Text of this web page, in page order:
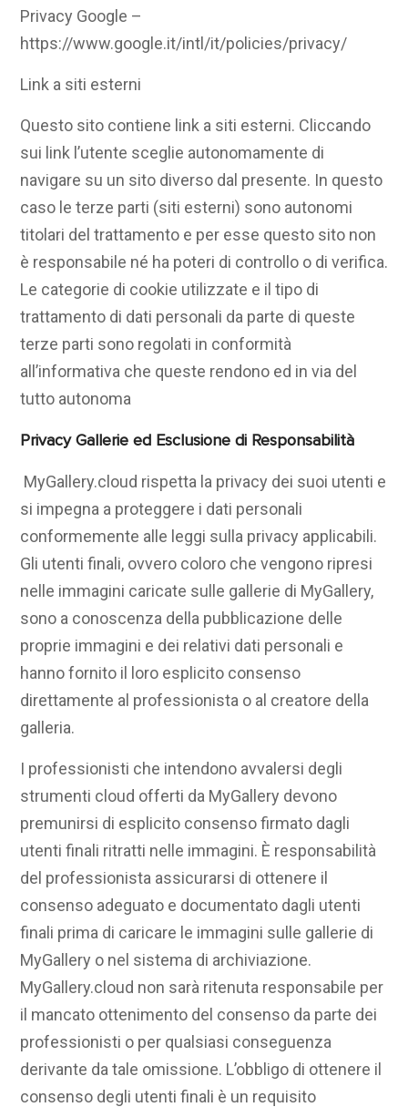
Privacy Google –
https://www.google.it/intl/it/policies/privacy/
Link a siti esterni
Questo sito contiene link a siti esterni. Cliccando
sui link l’utente sceglie autonomamente di
navigare su un sito diverso dal presente. In questo
caso le terze parti (siti esterni) sono autonomi
titolari del trattamento e per esse questo sito non
è responsabile né ha poteri di controllo o di verifica.
Le categorie di cookie utilizzate e il tipo di
trattamento di dati personali da parte di queste
terze parti sono regolati in conformità
all’informativa che queste rendono ed in via del
tutto autonoma
Privacy Gallerie ed Esclusione di Responsabilità
MyGallery.cloud rispetta la privacy dei suoi utenti e
si impegna a proteggere i dati personali
conformemente alle leggi sulla privacy applicabili.
Gli utenti finali, ovvero coloro che vengono ripresi
nelle immagini caricate sulle gallerie di MyGallery,
sono a conoscenza della pubblicazione delle
proprie immagini e dei relativi dati personali e
hanno fornito il loro esplicito consenso
direttamente al professionista o al creatore della
galleria.
I professionisti che intendono avvalersi degli
strumenti cloud offerti da MyGallery devono
premunirsi di esplicito consenso firmato dagli
utenti finali ritratti nelle immagini. È responsabilità
del professionista assicurarsi di ottenere il
consenso adeguato e documentato dagli utenti
finali prima di caricare le immagini sulle gallerie di
MyGallery o nel sistema di archiviazione.
MyGallery.cloud non sarà ritenuta responsabile per
il mancato ottenimento del consenso da parte dei
professionisti o per qualsiasi conseguenza
derivante da tale omissione. L’obbligo di ottenere il
consenso degli utenti finali è un requisito